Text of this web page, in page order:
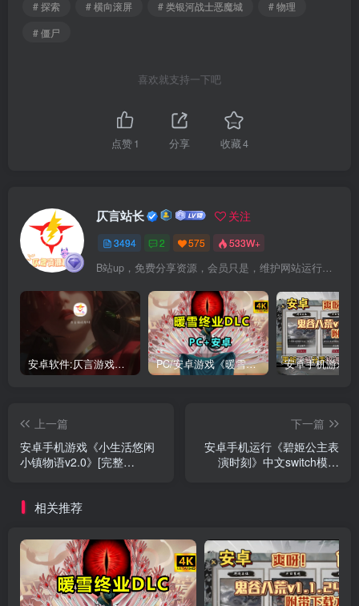
# 探索
# 横向滚屏 # 类银河战士恶魔城
# 物理
# 僵尸
喜欢就支持一下吧
点赞1 分享 收藏4
仄言站长 关注
3494 2 575 533W+
B站up，免费分享资源，会员只是，维护网站运行，会员权利为可以支持本地下载，更多内容，敬请期待！
安卓软件:仄言游戏库4.0APP全新上架了！没有下的赶紧下载呀！ PC/安卓游戏《暖雪最新v3.1.0.1》终业DLC整合版！
上一篇
安卓手机游戏《小生活悠闲
小镇物语v2.0》[完整
下一篇
安卓手机运行《碧姬公主表
演时刻》中文switch模拟
相关推荐